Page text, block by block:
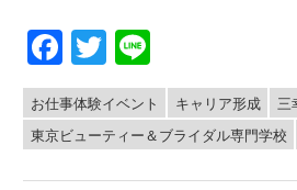
Facebook
Twitter
NEWS
お仕事体験イベント キャリア形成
三
東京ビューティー＆ブライダル専門学校